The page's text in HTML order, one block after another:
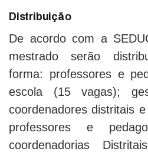
Distribuição
De acordo com a
mestrado serão
forma: professores e
escola (15 vagas);
coordenadores distritais
professores e
coordenadorias